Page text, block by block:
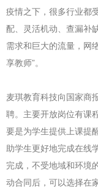
疫情之下，很多行业都
配、灵活机动、查漏补
需求和巨大的流量，网
享教师”。
麦琪教育科技向国家商
聘。主要开放岗位有课
要是为学生提供上课提
助学生更好地完成在线
完成，不受地域和环境
动合同后，可以选择在